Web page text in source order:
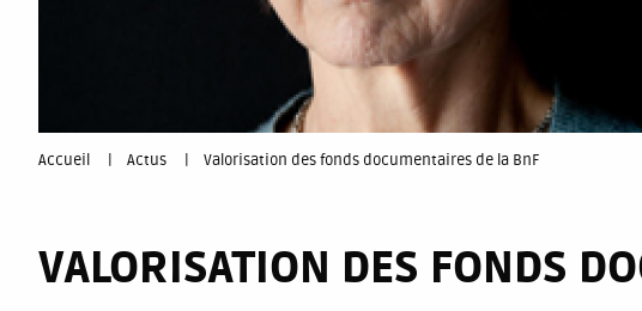
You
here
Accueil Actus Valorisation des fonds documentaires de la BnF
VALORISATION DES FONDS